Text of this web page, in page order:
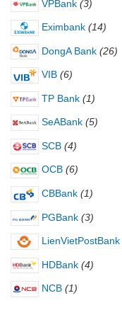
VPBank (3)
Eximbank (14)
DongA Bank (26)
VIB (6)
TP Bank (1)
SeABank (5)
SCB (4)
OCB (6)
CBBank (1)
PGBank (3)
LienVietPostBank
HDBank (4)
NCB (1)